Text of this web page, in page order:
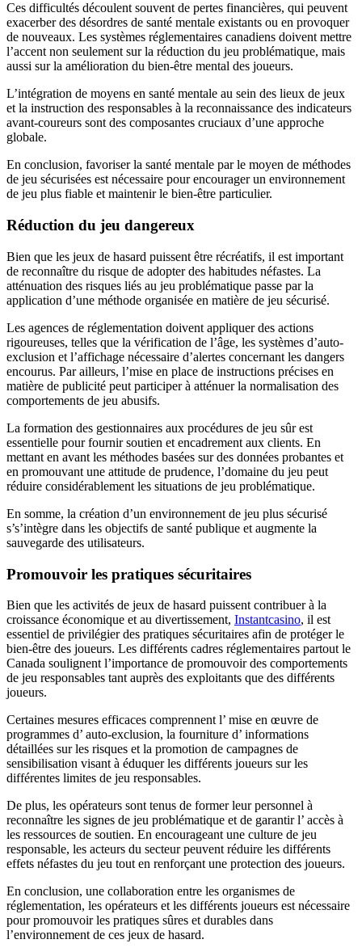
Ces difficultés découlent souvent de pertes financières, qui peuvent
exacerber des désordres de santé mentale existants ou en provoquer
de nouveaux. Les systèmes réglementaires canadiens doivent mettre
l’accent non seulement sur la réduction du jeu problématique, mais
aussi sur la amélioration du bien-être mental des joueurs.
L’intégration de moyens en santé mentale au sein des lieux de jeux
et la instruction des responsables à la reconnaissance des indicateurs
avant-coureurs sont des composantes cruciaux d’une approche
globale.
En conclusion, favoriser la santé mentale par le moyen de méthodes
de jeu sécurisées est nécessaire pour encourager un environnement
de jeu plus fiable et maintenir le bien-être particulier.
Réduction du jeu dangereux
Bien que les jeux de hasard puissent être récréatifs, il est important
de reconnaître du risque de adopter des habitudes néfastes. La
atténuation des risques liés au jeu problématique passe par la
application d’une méthode organisée en matière de jeu sécurisé.
Les agences de réglementation doivent appliquer des actions
rigoureuses, telles que la vérification de l’âge, les systèmes d’auto-
exclusion et l’affichage nécessaire d’alertes concernant les dangers
encourus. Par ailleurs, l’mise en place de instructions précises en
matière de publicité peut participer à atténuer la normalisation des
comportements de jeu abusifs.
La formation des gestionnaires aux procédures de jeu sûr est
essentielle pour fournir soutien et encadrement aux clients. En
mettant en avant les méthodes basées sur des données probantes et
en promouvant une attitude de prudence, l’domaine du jeu peut
réduire considérablement les situations de jeu problématique.
En somme, la création d’un environnement de jeu plus sécurisé
s’s’intègre dans les objectifs de santé publique et augmente la
sauvegarde des utilisateurs.
Promouvoir les pratiques sécuritaires
Bien que les activités de jeux de hasard puissent contribuer à la
croissance économique et au divertissement, Instantcasino, il est
essentiel de privilégier des pratiques sécuritaires afin de protéger le
bien-être des joueurs. Les différents cadres réglementaires partout le
Canada soulignent l’importance de promouvoir des comportements
de jeu responsables tant auprès des exploitants que des différents
joueurs.
Certaines mesures efficaces comprennent l’ mise en œuvre de
programmes d’ auto-exclusion, la fourniture d’ informations
détaillées sur les risques et la promotion de campagnes de
sensibilisation visant à éduquer les différents joueurs sur les
différentes limites de jeu responsables.
De plus, les opérateurs sont tenus de former leur personnel à
reconnaître les signes de jeu problématique et de garantir l’ accès à
les ressources de soutien. En encourageant une culture de jeu
responsable, les acteurs du secteur peuvent réduire les différents
effets néfastes du jeu tout en renforçant une protection des joueurs.
En conclusion, une collaboration entre les organismes de
réglementation, les opérateurs et les différents joueurs est nécessaire
pour promouvoir les pratiques sûres et durables dans
l’environnement de ces jeux de hasard.